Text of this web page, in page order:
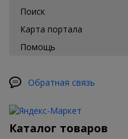
Поиск
Карта портала
Помощь
Обратная связь
Каталог товаров